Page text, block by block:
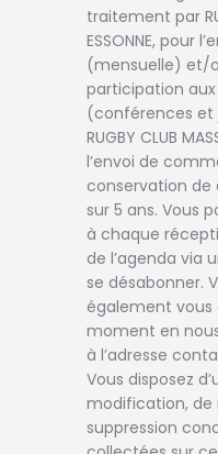
traitement par
ESSONNE, pour
(mensuelle) et/
participation
(conférences et
RUGBY CLUB
l’envoi de
conservation de
sur 5 ans. Vous
à chaque
de l’agenda via
se désabonner.
également vous
moment en
à l’adresse
Vous disposez
modification,
suppression